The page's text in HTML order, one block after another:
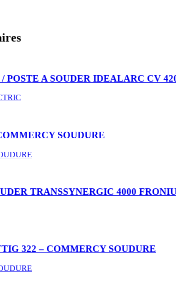
/ POSTE A SOUDER IDEALARC CV
SOUDURE
TRANSSYNERGIC 4000
322 – COMMERCY SOUDURE